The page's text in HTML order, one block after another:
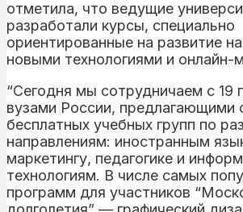
отметила, что ведущие
разработали курсы, специально
ориентированные на развитие
новыми технологиями и онлайн-
“Сегодня мы сотрудничаем с 19
вузами России, предлагающими
бесплатных учебных групп по
направлениям: иностранным
маркетингу, педагогике и
технологиям. В числе самых
программ для участников